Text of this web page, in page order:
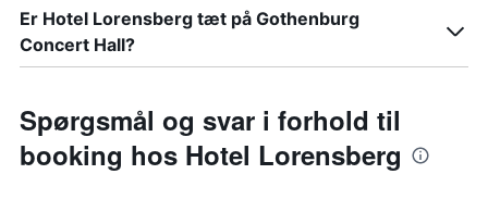
Er Hotel Lorensberg tæt på Gothenburg
Concert Hall?
Spørgsmål og svar i forhold til
booking hos Hotel Lorensberg